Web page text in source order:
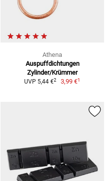
Athena
Auspuffdichtungen
Zylinder/Krümmer
UVP 5,44 €2 3,99 €1